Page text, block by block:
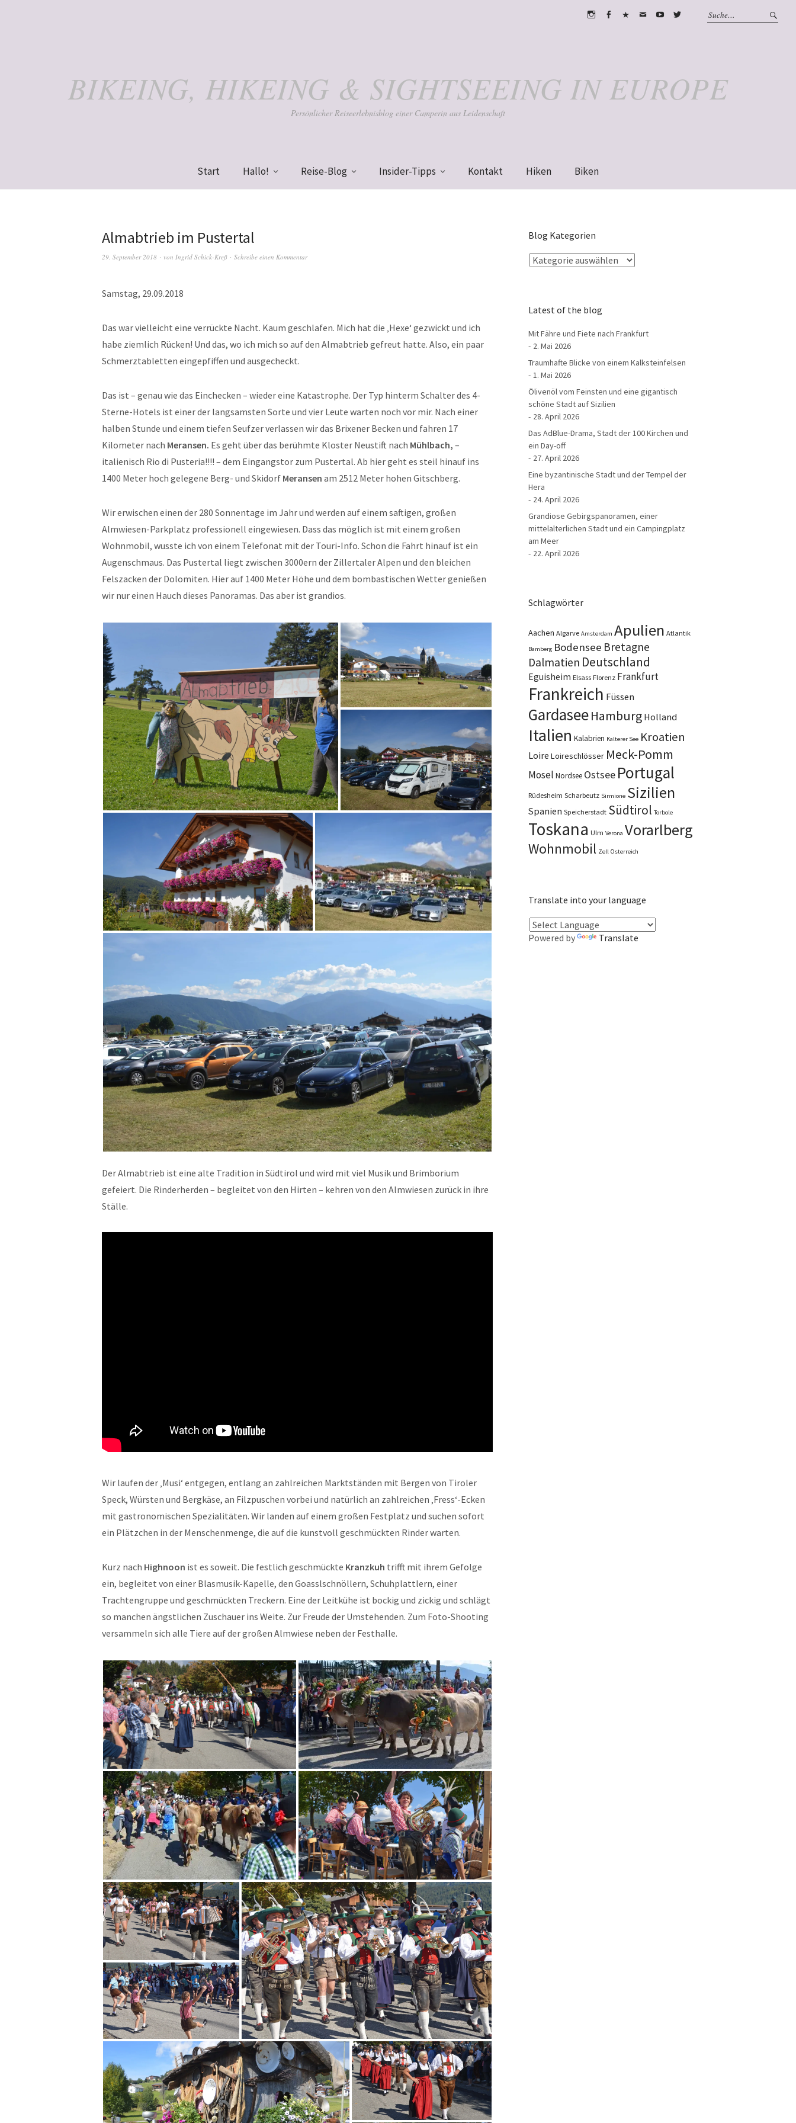
BIKEING, HIKEING & SIGHTSEEING IN EUROPE
Persönlicher Reiseerlebnisblog einer Camperin aus Leidenschaft
Start Hallo! Reise-Blog Insider-Tipps Kontakt Hiken Biken
Almabtrieb im Pustertal
29. September 2018 von Ingrid Schick-Kreß Schreibe einen Kommentar
Samstag, 29.09.2018
Das war vielleicht eine verrückte Nacht. Kaum geschlafen. Mich hat die ‚Hexe‘ gezwickt und ich
habe ziemlich Rücken! Und das, wo ich mich so auf den Almabtrieb gefreut hatte. Also, ein paar
Schmerztabletten eingepfiffen und ausgecheckt.
Das ist – genau wie das Einchecken – wieder eine Katastrophe. Der Typ hinterm Schalter des 4-
Sterne-Hotels ist einer der langsamsten Sorte und vier Leute warten noch vor mir. Nach einer
halben Stunde und einem tiefen Seufzer verlassen wir das Brixener Becken und fahren 17
Kilometer nach Meransen. Es geht über das berühmte Kloster Neustift nach Mühlbach, –
italienisch Rio di Pusteria!!!! – dem Eingangstor zum Pustertal. Ab hier geht es steil hinauf ins
1400 Meter hoch gelegene Berg- und Skidorf Meransen am 2512 Meter hohen Gitschberg.
Wir erwischen einen der 280 Sonnentage im Jahr und werden auf einem saftigen, großen
Almwiesen-Parkplatz professionell eingewiesen. Dass das möglich ist mit einem großen
Wohnmobil, wusste ich von einem Telefonat mit der Touri-Info. Schon die Fahrt hinauf ist ein
Augenschmaus. Das Pustertal liegt zwischen 3000ern der Zillertaler Alpen und den bleichen
Felszacken der Dolomiten. Hier auf 1400 Meter Höhe und dem bombastischen Wetter genießen
wir nur einen Hauch dieses Panoramas. Das aber ist grandios.
Der Almabtrieb ist eine alte Tradition in Südtirol und wird mit viel Musik und Brimborium
gefeiert. Die Rinderherden – begleitet von den Hirten – kehren von den Almwiesen zurück in ihre
Ställe.
Wir laufen der ‚Musi‘ entgegen, entlang an zahlreichen Marktständen mit Bergen von Tiroler
Speck, Würsten und Bergkäse, an Filzpuschen vorbei und natürlich an zahlreichen ‚Fress‘-Ecken
mit gastronomischen Spezialitäten. Wir landen auf einem großen Festplatz und suchen sofort
ein Plätzchen in der Menschenmenge, die auf die kunstvoll geschmückten Rinder warten.
Kurz nach Highnoon ist es soweit. Die festlich geschmückte Kranzkuh trifft mit ihrem Gefolge
ein, begleitet von einer Blasmusik-Kapelle, den Goasslschnöllern, Schuhplattlern, einer
Trachtengruppe und geschmückten Treckern. Eine der Leitkühe ist bockig und zickig und schlägt
so manchen ängstlichen Zuschauer ins Weite. Zur Freude der Umstehenden. Zum Foto-Shooting
versammeln sich alle Tiere auf der großen Almwiese neben der Festhalle.
Blog Kategorien
Latest of the blog
Mit Fähre und Fiete nach Frankfurt
2. Mai 2026
Traumhafte Blicke von einem Kalksteinfelsen
1. Mai 2026
Ölivenöl vom Feinsten und eine gigantisch
schöne Stadt auf Sizilien
28. April 2026
Das AdBlue-Drama, Stadt der 100 Kirchen und
ein Day-off
27. April 2026
Eine byzantinische Stadt und der Tempel der
Hera
24. April 2026
Grandiose Gebirgspanoramen, einer
mittelalterlichen Stadt und ein Campingplatz
am Meer
22. April 2026
Schlagwörter
Aachen Algarve Amsterdam Apulien Atlantik
Bamberg Bodensee Bretagne
Dalmatien Deutschland
Eguisheim Elsass Florenz Frankfurt
Frankreich Füssen
GardaseeHamburg Holland
Italien Kalabrien Kalterer See Kroatien
Loire Loireschlösser Meck-Pomm
Mosel Nordsee Ostsee Portugal
Rüdesheim Scharbeutz Sirmione Sizilien
Spanien Speicherstadt Südtirol Torbole
Toskana Ulm Verona Vorarlberg
Wohnmobil Zell Österreich
Translate into your language
Powered by Translate